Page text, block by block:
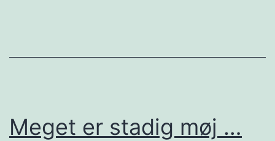
Meget er stadig møj …